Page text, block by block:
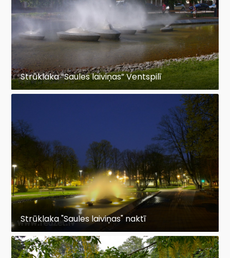
Strūklaka “Saules laiviņas” Ventspilī
Strūklaka "Saules laiviņas" naktī